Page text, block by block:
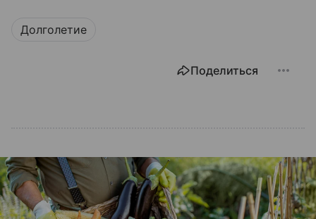
Долголетие
Поделиться